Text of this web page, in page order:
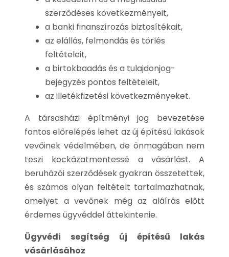
szerződéses következményeit,
a banki finanszírozás biztosítékait,
az elállás, felmondás és törlés
feltételeit,
a birtokbaadás és a tulajdonjog-
bejegyzés pontos feltételeit,
az illetékfizetési következményeket.
A társasházi építményi jog bevezetése
fontos előrelépés lehet az új építésű lakások
vevőinek védelmében, de önmagában nem
teszi kockázatmentessé a vásárlást. A
beruházói szerződések gyakran összetettek,
és számos olyan feltételt tartalmazhatnak,
amelyet a vevőnek még az aláírás előtt
érdemes ügyvéddel áttekintenie.
Ügyvédi segítség új építésű lakás
vásárlásához